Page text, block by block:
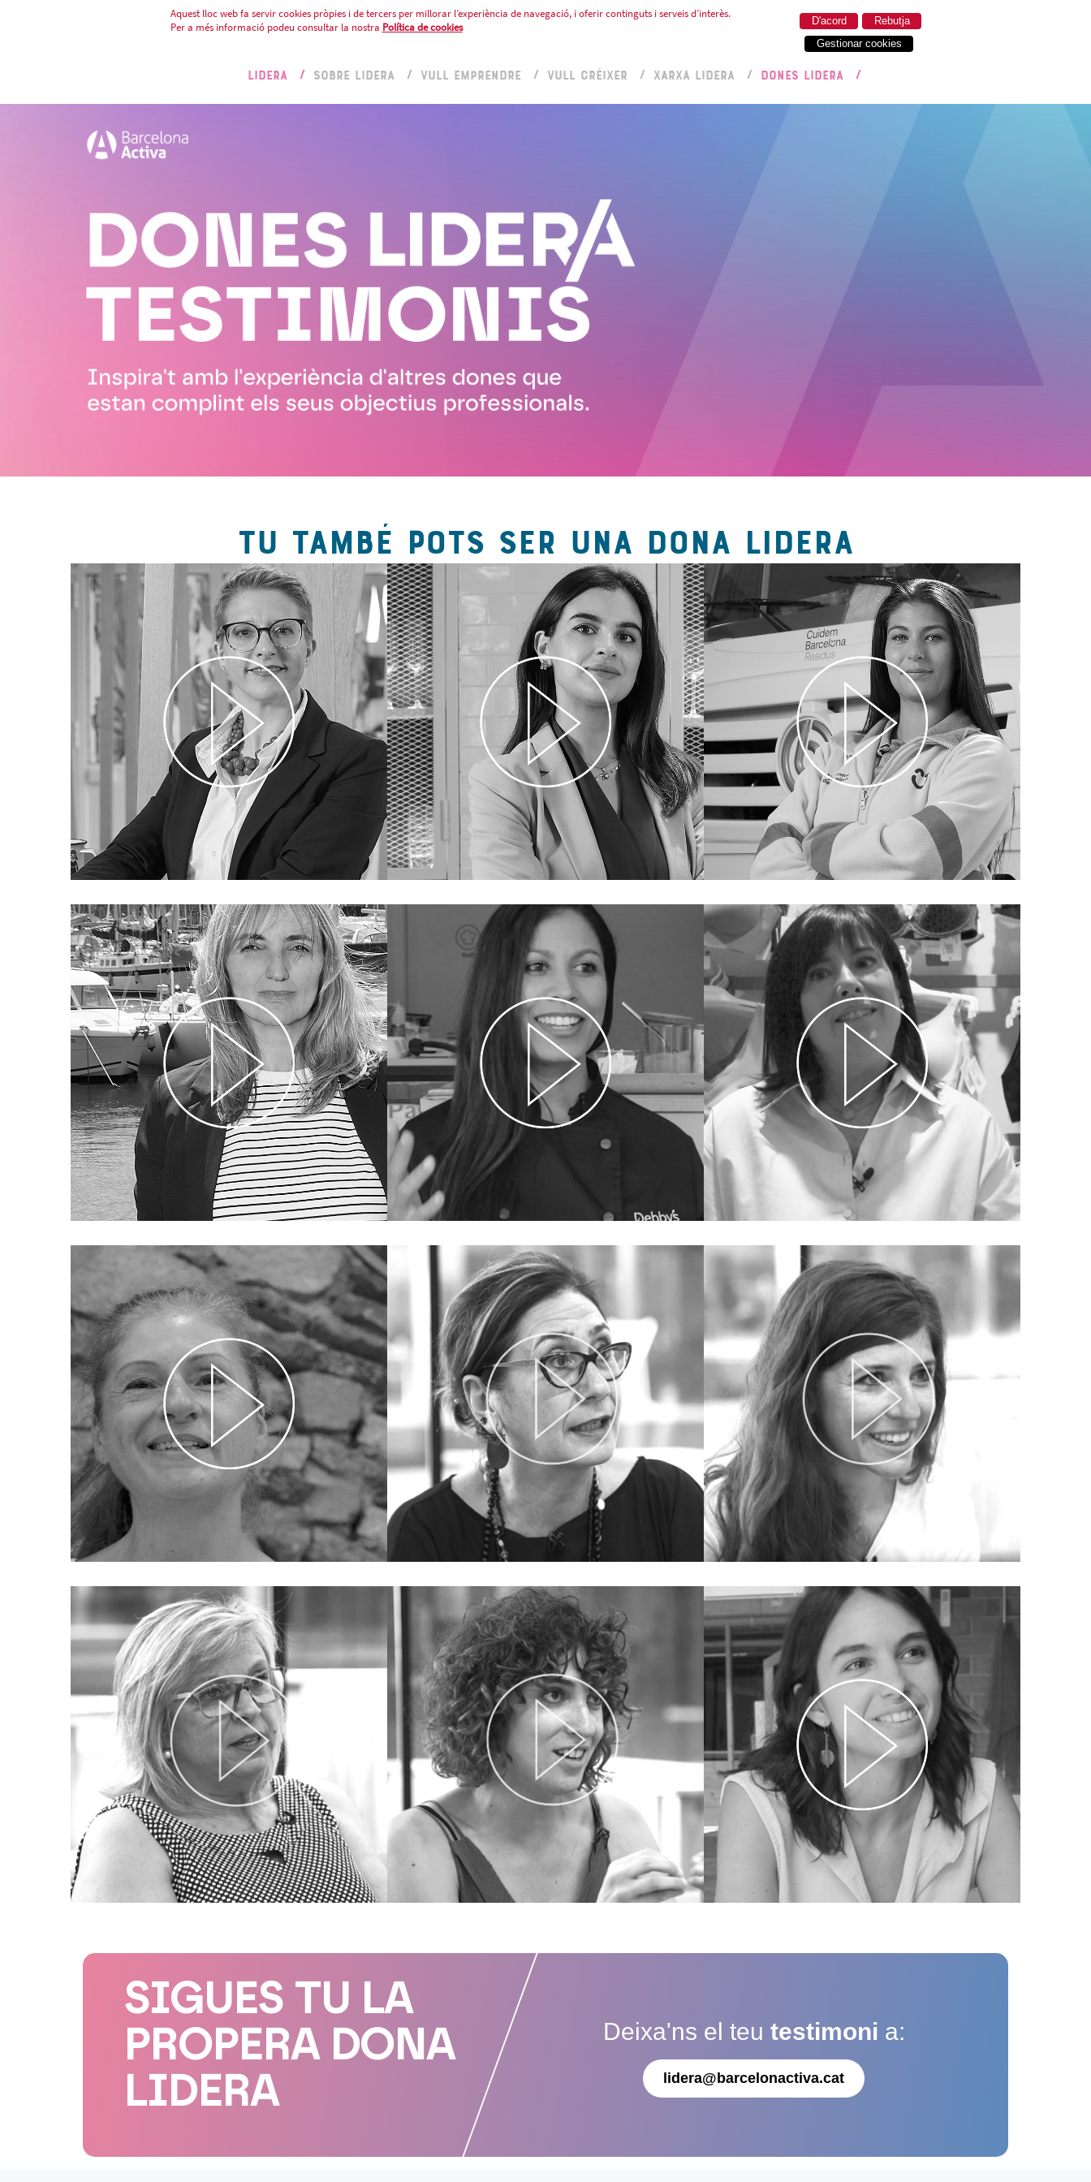
Aquest lloc web fa servir cookies pròpies i de tercers per millorar l’experiència de navegació, i oferir continguts i serveis d’interès.
Per a més informació podeu consultar la nostra Política de cookies Rebutja
D'acord
Gestionar cookies
LIDERA SOBRE LIDERA VULL EMPRENDRE VULL CRÉIXER XARXA LIDERA DONES LIDERA
TU TAMBÉ POTS SER UNA DONA LIDERA
SIGUES TU LA
PROPERA DONA
LIDERA
Deixa'ns el teu testimoni a:
lidera@barcelonactiva.cat